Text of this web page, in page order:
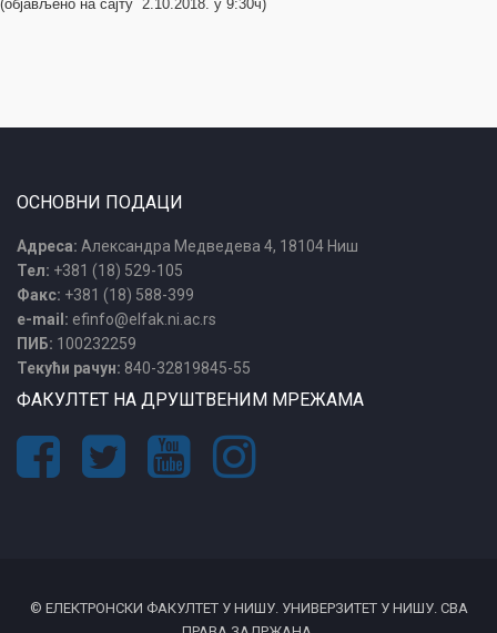
(објављено на сајту 2.10.2018. у 9:30ч)
ОСНОВНИ ПОДАЦИ
Адреса: Александра Медведева 4, 18104 Ниш
Тел: +381 (18) 529-105
Факс: +381 (18) 588-399
e-mail: efinfo@elfak.ni.ac.rs
ПИБ: 100232259
Текући рачун: 840-32819845-55
ФАКУЛТЕТ НА ДРУШТВЕНИМ МРЕЖАМА
© ЕЛЕКТРОНСКИ ФАКУЛТЕТ У НИШУ. УНИВЕРЗИТЕТ У НИШУ. СВА